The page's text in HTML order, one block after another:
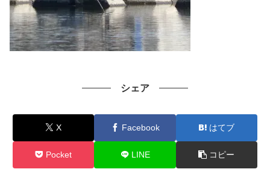
シェア
X Facebook はてブ
Pocket LINE コピー